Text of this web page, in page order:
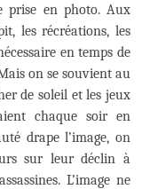
prise en photo. Aux
les récréations, les
en temps de
on se souvient au
de soleil et les jeux
chaque soir en
drape l’image, on
sur leur déclin à
L’image ne